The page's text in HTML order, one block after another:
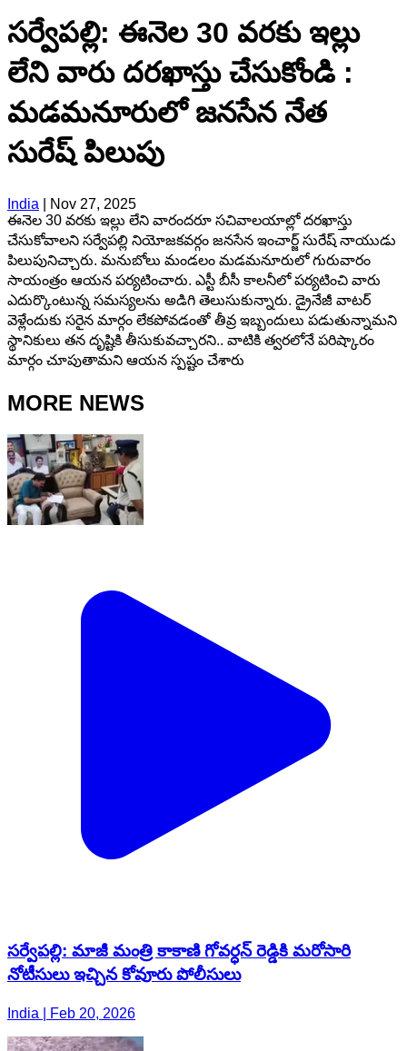
సర్వేపల్లి: ఈనెల 30 వరకు ఇల్లు
లేని వారు దరఖాస్తు చేసుకోండి :
మడమనూరులో జనసేన నేత
సురేష్ పిలుపు
India
Nov 27, 2025
ఈనెల 30 వరకు ఇల్లు లేని వారందరూ సచివాలయాల్లో దరఖాస్తు
చేసుకోవాలని సర్వేపల్లి నియోజకవర్గం జనసేన ఇంచార్జ్ సురేష్ నాయుడు
పిలుపునిచ్చారు. మనుబోలు మండలం మడమనూరులో గురువారం
సాయంత్రం ఆయన పర్యటించారు. ఎస్టీ బీసీ కాలనీలో పర్యటించి వారు
ఎదుర్కొంటున్న సమస్యలను అడిగి తెలుసుకున్నారు. డ్రైనేజీ వాటర్
వెళ్లేందుకు సరైన మార్గం లేకపోవడంతో తీవ్ర ఇబ్బందులు పడుతున్నామని
స్థానికులు తన దృష్టికి తీసుకువచ్చారని.. వాటికి త్వరలోనే పరిష్కారం
మార్గం చూపుతామని ఆయన స్పష్టం చేశారు
MORE NEWS
సర్వేపల్లి: మాజీ మంత్రి కాకాణి గోవర్ధన్ రెడ్డికి మరోసారి
నోటీసులు ఇచ్చిన కోవూరు పోలీసులు
India | Feb 20, 2026